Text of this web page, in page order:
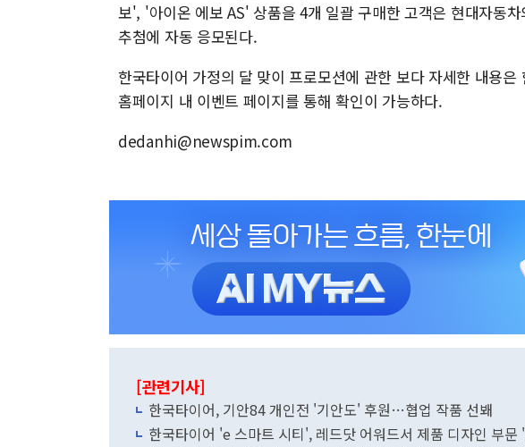
보', '아이온 에보 AS' 상품을 4개 일괄 구매한 고객은 현대자동
추첨에 자동 응모된다.
한국타이어 가정의 달 맞이 프로모션에 관한 보다 자세한 내용
홈페이지 내 이벤트 페이지를 통해 확인이 가능하다.
dedanhi@newspim.com
[관련기사]
한국타이어, 기안84 개인전 '기안도' 후원…협업 작품 선봬
한국타이어 'e 스마트 시티', 레드닷 어워드서 제품 디자인 부문